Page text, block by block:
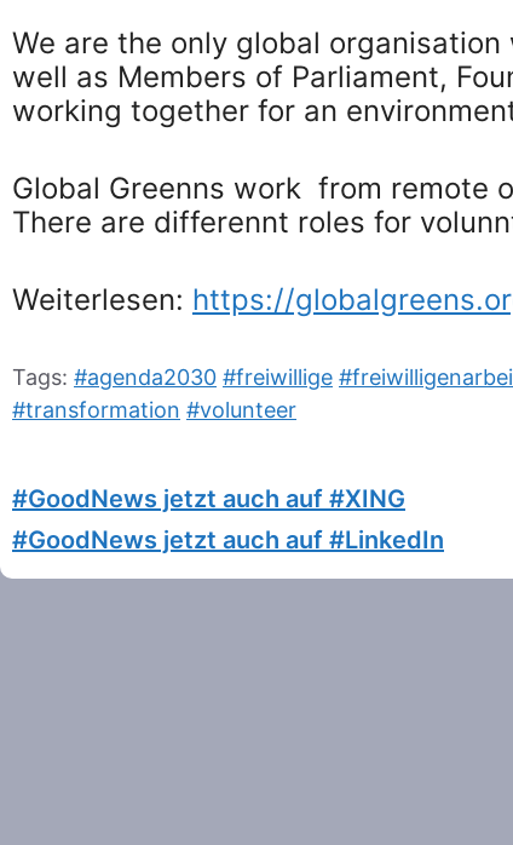
We are the only global
well as Members of Parliament,
working together for an
Global Greenns work from remote
There are differennt roles for
Weiterlesen: https://
Tags: #agenda2030 #freiwillige
#transformation #volunteer
#GoodNews jetzt auch auf #XING
#GoodNews jetzt auch auf #LinkedIn